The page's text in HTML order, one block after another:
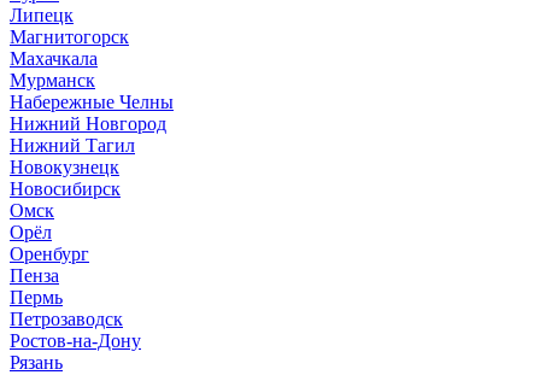
Липецк
Магнитогорск
Махачкала
Мурманск
Набережные Челны
Нижний Новгород
Нижний Тагил
Новокузнецк
Новосибирск
Омск
Орёл
Оренбург
Пенза
Пермь
Петрозаводск
Ростов-на-Дону
Рязань